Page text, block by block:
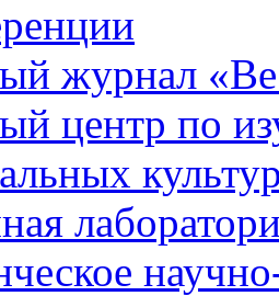
журнал
центр по